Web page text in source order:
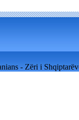
- Zëri i